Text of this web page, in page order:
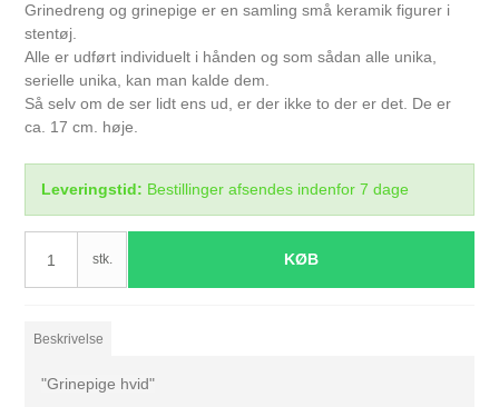
Grinedreng og grinepige er en samling små keramik figurer i
stentøj.
Alle er udført individuelt i hånden og som sådan alle unika,
serielle unika, kan man kalde dem.
Så selv om de ser lidt ens ud, er der ikke to der er det. De er
ca. 17 cm. høje.
Leveringstid: Bestillinger afsendes indenfor 7 dage
stk. KØB
Beskrivelse
"Grinepige hvid"